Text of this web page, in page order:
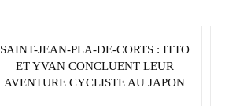
SAINT-JEAN-PLA-DE-CORTS : ITTO
ET YVAN CONCLUENT LEUR
AVENTURE CYCLISTE AU JAPON